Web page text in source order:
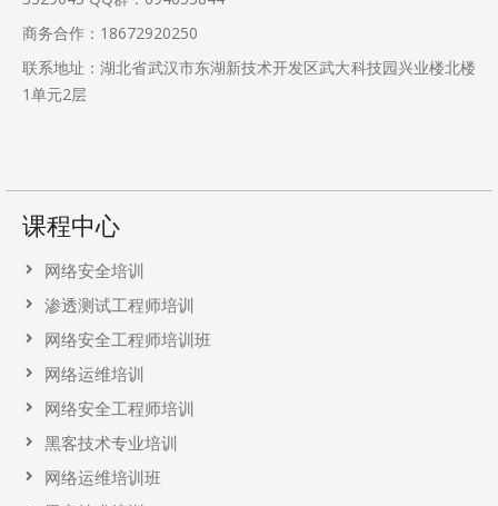
商务合作：18672920250
联系地址：湖北省武汉市东湖新技术开发区武大科技园兴业楼北楼
1单元2层
课程中心
网络安全培训
渗透测试工程师培训
网络安全工程师培训班
网络运维培训
网络安全工程师培训
黑客技术专业培训
网络运维培训班